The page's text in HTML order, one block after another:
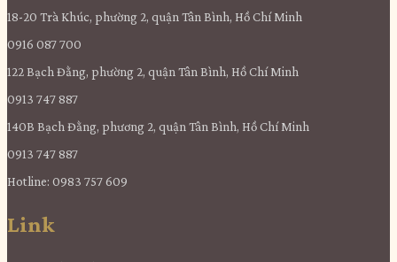
18-20 Trà Khúc, phường 2, quận Tân Bình, Hồ Chí Minh
0916 087 700
122 Bạch Đằng, phường 2, quận Tân Bình, Hồ Chí Minh
0913 747 887
140B Bạch Đằng, phương 2, quận Tân Bình, Hồ Chí Minh
0913 747 887
Hotline: 0983 757 609
Link